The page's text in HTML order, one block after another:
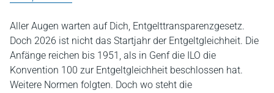
Aller Augen warten auf Dich, Entgelttransparenzgesetz.
Doch 2026 ist nicht das Startjahr der Entgeltgleichheit. Die
Anfänge reichen bis 1951, als in Genf die ILO die
Konvention 100 zur Entgeltgleichheit beschlossen hat.
Weitere Normen folgten. Doch wo steht die